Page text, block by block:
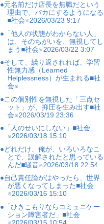
●元名前だけ店長を無職だという
理由で、バカにするようになる
■社会※2026/03/23 9:17
●「他人の状態がわからない人」
は、そのちがいを、無視してし
まう■社会※2026/03/22 3:07
●そして、繰り返されれば、学習
性無力感（Learned
Helplessness）が生まれる■社
会※...
●この個別性を無視した「三点セ
ット」が、抑圧を生み出す■社
会※2026/03/19 23:36
●「人のせいにしない」■社会
※2026/03/18 15:10
●どれだけ、俺が、いろいろなこ
とで、誤解されたと思っている
んだ■騒音※2026/03/18 22:54
●自己責任論がはやったら、世界
が悪くなってしまった■社会
※2026/03/16 15:10
●「ひきこもりならコミュニケー
ション障害者だ」■社会
※2026/03/15 10:54